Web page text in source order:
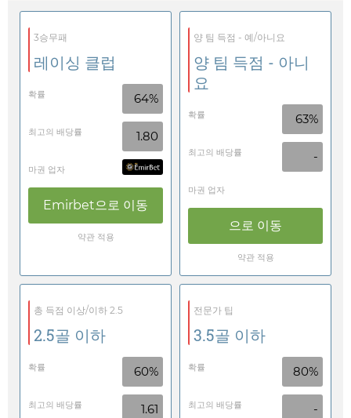
3승무패
레이싱 클럽
확률 64%
최고의 배당률 1.80
마권 업자
Emirbet으로 이동
약관 적용
양 팀 득점 - 예/아니요
양 팀 득점 - 아니
요
확률 63%
최고의 배당률 -
마권 업자
으로 이동
약관 적용
총 득점 이상/이하 2.5
2.5골 이하
확률 60%
최고의 배당률 1.61
전문가 팁
3.5골 이하
확률 80%
최고의 배당률 -